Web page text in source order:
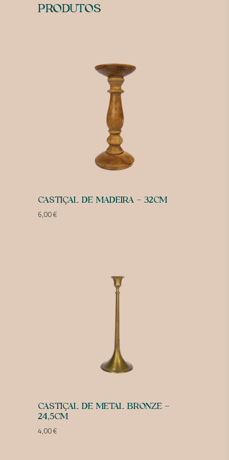
PRODUTOS
CASTIÇAL DE MADEIRA – 32CM
6,00€
CASTIÇAL DE METAL BRONZE –
24,5CM
4,00€